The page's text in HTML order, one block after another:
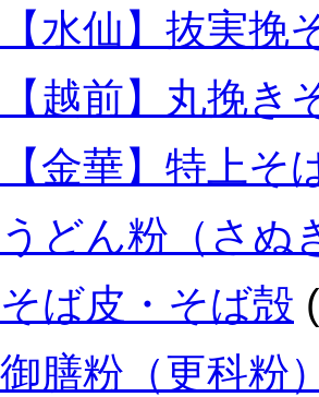
【水仙】抜実挽
【越前】丸挽
【金華】特上そ
うどん粉（さぬ
そば皮・そば殻
御膳粉（更科粉）